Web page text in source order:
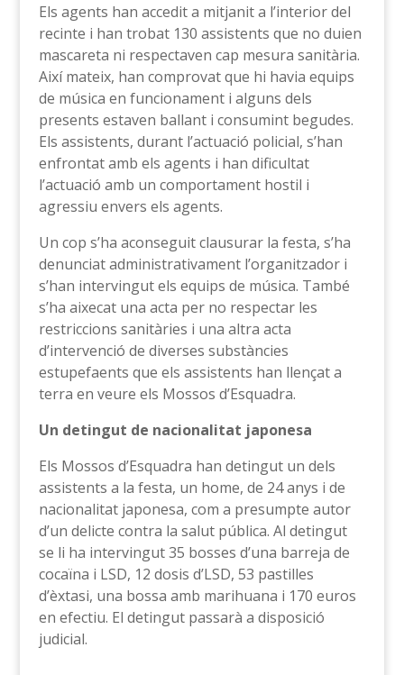
Els agents han accedit a mitjanit a l’interior del
recinte i han trobat 130 assistents que no duien
mascareta ni respectaven cap mesura sanitària.
Així mateix, han comprovat que hi havia equips
de música en funcionament i alguns dels
presents estaven ballant i consumint begudes.
Els assistents, durant l’actuació policial, s’han
enfrontat amb els agents i han dificultat
l’actuació amb un comportament hostil i
agressiu envers els agents.
Un cop s’ha aconseguit clausurar la festa, s’ha
denunciat administrativament l’organitzador i
s’han intervingut els equips de música. També
s’ha aixecat una acta per no respectar les
restriccions sanitàries i una altra acta
d’intervenció de diverses substàncies
estupefaents que els assistents han llençat a
terra en veure els Mossos d’Esquadra.
Un detingut de nacionalitat japonesa
Els Mossos d’Esquadra han detingut un dels
assistents a la festa, un home, de 24 anys i de
nacionalitat japonesa, com a presumpte autor
d’un delicte contra la salut pública. Al detingut
se li ha intervingut 35 bosses d’una barreja de
cocaïna i LSD, 12 dosis d’LSD, 53 pastilles
d’èxtasi, una bossa amb marihuana i 170 euros
en efectiu. El detingut passarà a disposició
judicial.